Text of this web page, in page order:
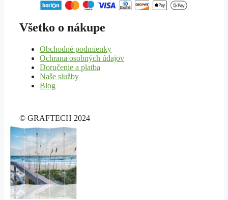
Všetko o nákupe
Obchodné podmienky
Ochrana osobných údajov
Doručenie a platba
Naše služby
Blog
© GRAFTECH 2024